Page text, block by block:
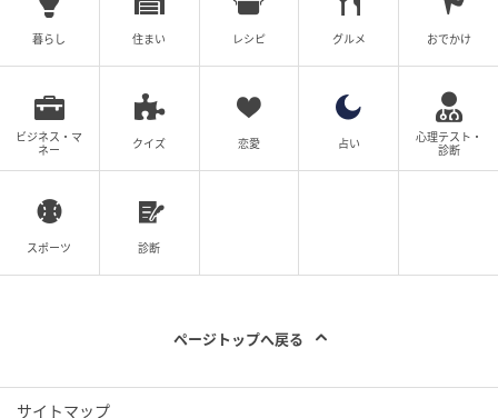
エキサイトニュース
暮らし 住まい レシピ グルメ おでかけ
ビジネス・マ
ネー
クイズ 恋愛 占い
心理テスト・
診断
スポーツ 診断
ページトップへ戻る
サイトマップ